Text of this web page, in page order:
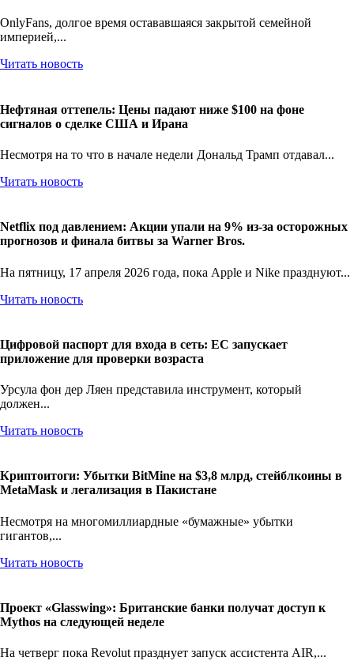
OnlyFans, долгое время остававшаяся закрытой семейной
империей,...
Читать новость
Нефтяная оттепель: Цены падают ниже $100 на фоне
сигналов о сделке США и Ирана
Несмотря на то что в начале недели Дональд Трамп отдавал...
Читать новость
Netflix под давлением: Акции упали на 9% из-за осторожных
прогнозов и финала битвы за Warner Bros.
На пятницу, 17 апреля 2026 года, пока Apple и Nike празднуют...
Читать новость
Цифровой паспорт для входа в сеть: ЕС запускает
приложение для проверки возраста
Урсула фон дер Ляен представила инструмент, который
должен...
Читать новость
Криптоитоги: Убытки BitMine на $3,8 млрд, стейблкоины в
MetaMask и легализация в Пакистане
Несмотря на многомиллиардные «бумажные» убытки
гигантов,...
Читать новость
Проект «Glasswing»: Британские банки получат доступ к
Mythos на следующей неделе
На четверг пока Revolut празднует запуск ассистента AIR,...